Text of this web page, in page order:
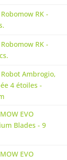
RK -
RK -
Ambrogio,
4 étoiles -
EVO
Blades - 9
EVO